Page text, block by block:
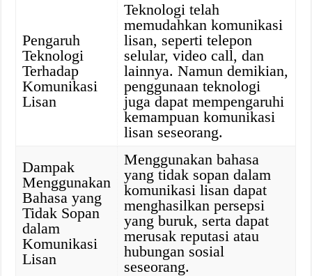
Pengaruh
Teknologi
Terhadap
Komunikasi
Lisan
Teknologi telah
memudahkan komunikasi
lisan, seperti telepon
selular, video call, dan
lainnya. Namun demikian,
penggunaan teknologi
juga dapat mempengaruhi
kemampuan komunikasi
lisan seseorang.
Dampak
Menggunakan
Bahasa yang
Tidak Sopan
dalam
Komunikasi
Lisan
Menggunakan bahasa
yang tidak sopan dalam
komunikasi lisan dapat
menghasilkan persepsi
yang buruk, serta dapat
merusak reputasi atau
hubungan sosial
seseorang.